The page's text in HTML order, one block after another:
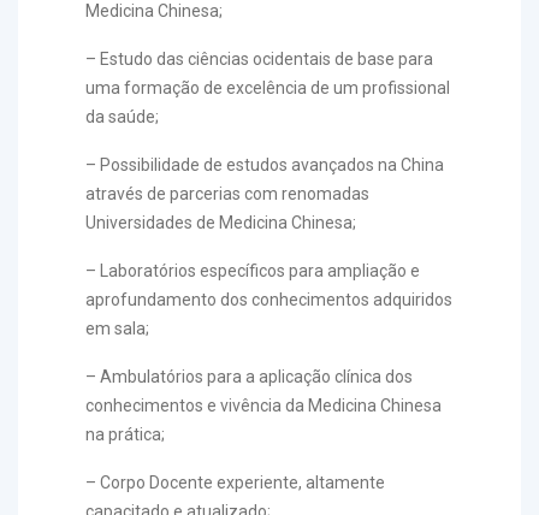
Medicina Chinesa;
– Estudo das ciências ocidentais de base para
uma formação de excelência de um profissional
da saúde;
– Possibilidade de estudos avançados na China
através de parcerias com renomadas
Universidades de Medicina Chinesa;
– Laboratórios específicos para ampliação e
aprofundamento dos conhecimentos adquiridos
em sala;
– Ambulatórios para a aplicação clínica dos
conhecimentos e vivência da Medicina Chinesa
na prática;
– Corpo Docente experiente, altamente